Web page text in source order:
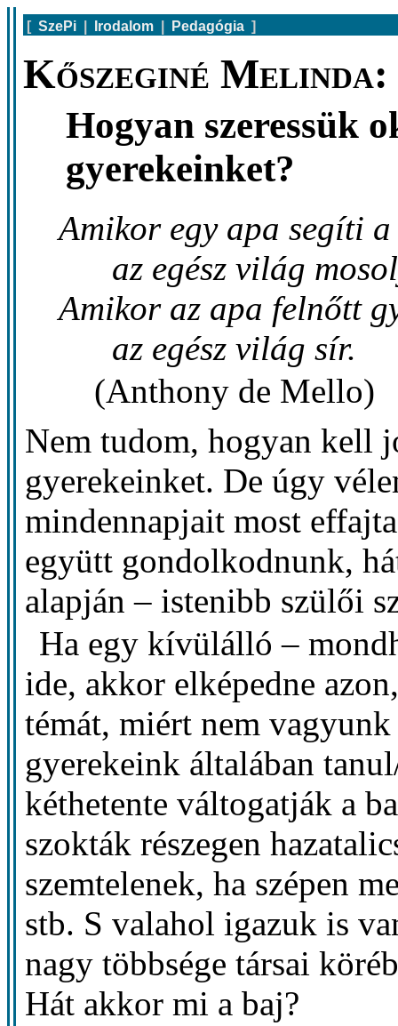
[ SzePi Irodalom Pedagógia ]
Kőszeginé Melinda:
Hogyan szeressük
gyerekeinket?
Amikor egy apa segíti
az egész világ
Amikor az apa felnőtt
az egész világ sír.
(Anthony de Mello)
Nem tudom, hogyan kell
gyerekeinket. De úgy
mindennapjait most
együtt gondolkodnunk,
alapján – istenibb szülői
Ha egy kívülálló –
ide, akkor elképedne
témát, miért nem
gyerekeink általában
kéthetente váltogatják a
szokták részegen
szemtelenek, ha szépen
stb. S valahol igazuk is
nagy többsége társai
Hát akkor mi a baj?